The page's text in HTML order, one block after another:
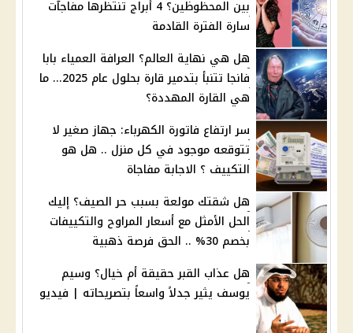
بين المحظوظين؟ 4 أبراج تنتظرها مفاجآت
سارة الفترة القادمة
هل هي نهاية العالم؟ العرافة العمياء بابا
فانجا تتنبأ بتدمير قارة بحلول عام 2025... ما
هي القارة المهددة؟
سر ارتفاع فاتورة الكهرباء: جهاز صغير لا
تتوقعه موجود في كل منزل .. هل هو
التكييف ؟ الاجابة مفاجاة
هل شقتك مولعة بسبب حر الصيف؟ إليك
الحل الأمثل مع أسعار المراوح والتكييفات
بخصم 30% .. الحق فرصة ذهبية
هل عذاب القبر حقيقة أم خيال؟ وسيم
يوسف يثير جدلاً واسعاً بتصريحاته | فيديو